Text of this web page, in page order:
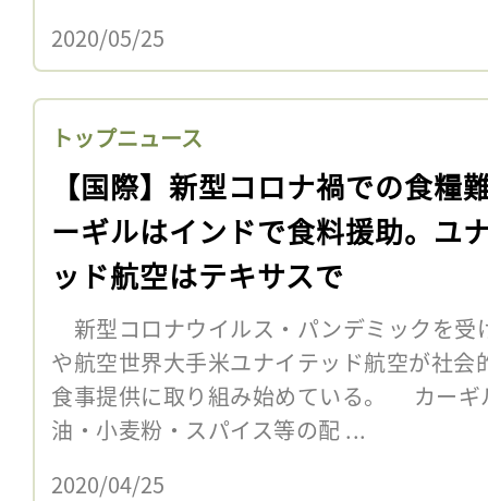
2020/05/25
トップニュース
【国際】新型コロナ禍での食糧
ーギルはインドで食料援助。ユ
ッド航空はテキサスで
新型コロナウイルス・パンデミックを受
や航空世界大手米ユナイテッド航空が社
食事提供に取り組み始めている。 カーギ
油・小麦粉・スパイス等の配 ...
2020/04/25